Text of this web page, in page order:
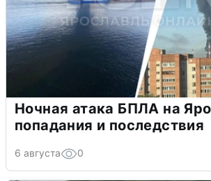
Ночная атака БПЛА на
попадания и последствия
6 августа 0